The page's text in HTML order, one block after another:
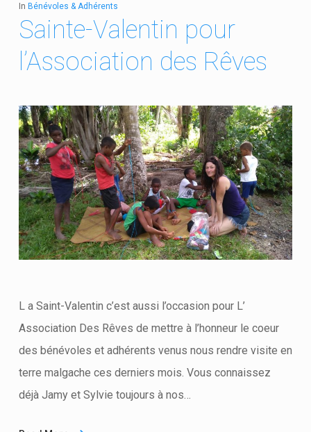
In Bénévoles & Adhérents
Sainte-Valentin pour
l’Association des Rêves
L a Saint-Valentin c’est aussi l’occasion pour L’
Association Des Rêves de mettre à l’honneur le coeur
des bénévoles et adhérents venus nous rendre visite en
terre malgache ces derniers mois. Vous connaissez
déjà Jamy et Sylvie toujours à nos…